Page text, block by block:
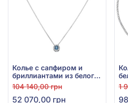
Колье с сапфиром и
бриллиантами из белого
золота 585°, арт. 705-
084^c
104 140,00 грн
52 070,00 грн
1